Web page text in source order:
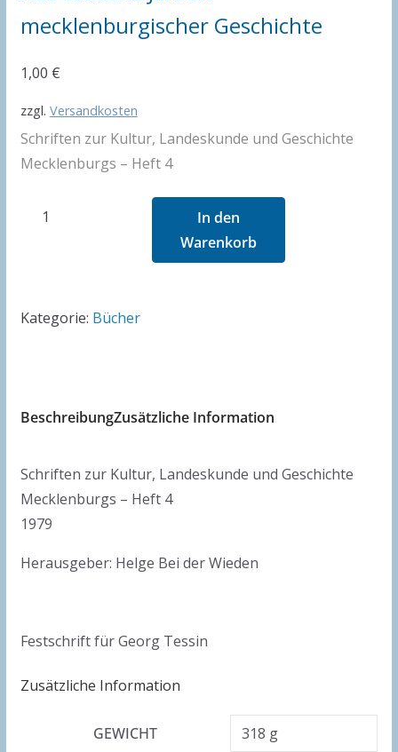
mecklenburgischer Geschichte
1,00 €
zzgl. Versandkosten
Schriften zur Kultur, Landeskunde und Geschichte
Mecklenburgs – Heft 4
Aus
Geschichte
Menge
In den
Warenkorb
Kategorie: Bücher
BeschreibungZusätzliche Information
Schriften zur Kultur, Landeskunde und Geschichte
Mecklenburgs – Heft 4
1979
Herausgeber: Helge Bei der Wieden
Festschrift für Georg Tessin
Zusätzliche Information
GEWICHT 318 g